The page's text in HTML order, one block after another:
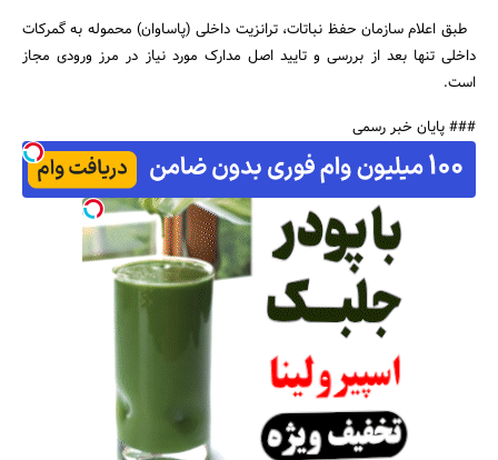
طبق اعلام سازمان حفظ نباتات، ترانزیت داخلی (پاساوان) محموله به گمرکات
داخلی تنها بعد از بررسی و تایید اصل مدارک مورد نیاز در مرز ورودی مجاز
است.
### پایان خبر رسمی